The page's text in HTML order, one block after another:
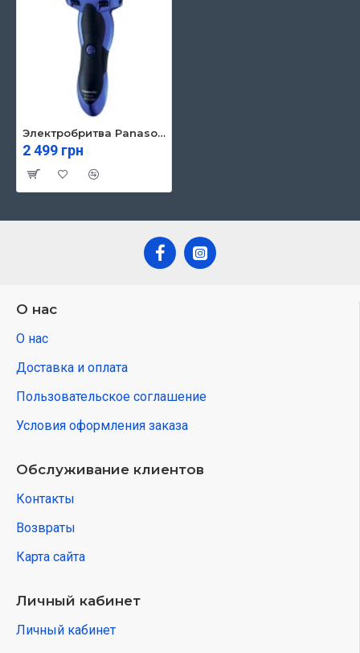
Электробритва Panasonic ES-SL41 (ES-SL41-A520)
2 499 грн
О нас
О нас
Доставка и оплата
Пользовательское соглашение
Условия оформления заказа
Обслуживание клиентов
Контакты
Возвраты
Карта сайта
Личный кабинет
Личный кабинет